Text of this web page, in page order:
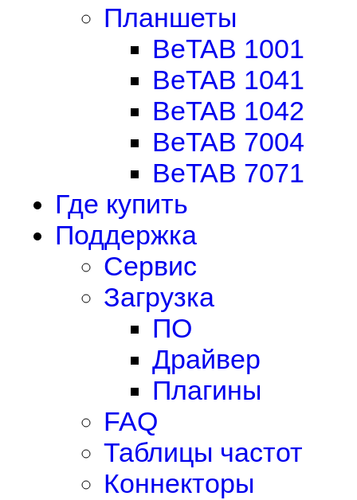
Планшеты
BeTAB 1001
BeTAB 1041
BeTAB 1042
BeTAB 7004
BeTAB 7071
Где купить
Поддержка
Сервис
Загрузка
ПО
Драйвер
Плагины
FAQ
Таблицы частот
Коннекторы